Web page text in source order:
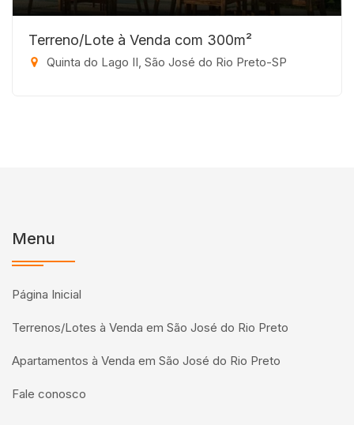
Terreno/Lote à Venda com 300m²
Quinta do Lago II, São José do Rio Preto-SP
Menu
Página Inicial
Terrenos/Lotes à Venda em São José do Rio Preto
Apartamentos à Venda em São José do Rio Preto
Fale conosco